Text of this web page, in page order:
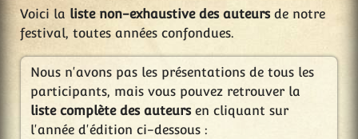
Voici la liste non-exhaustive des auteursde notre
festival, toutes années confondues.
Nous n'avons pas les présentations de tous les
participants, mais vous pouvez retrouver la
liste complète des auteursen cliquant sur
l'année d'édition ci-dessous :